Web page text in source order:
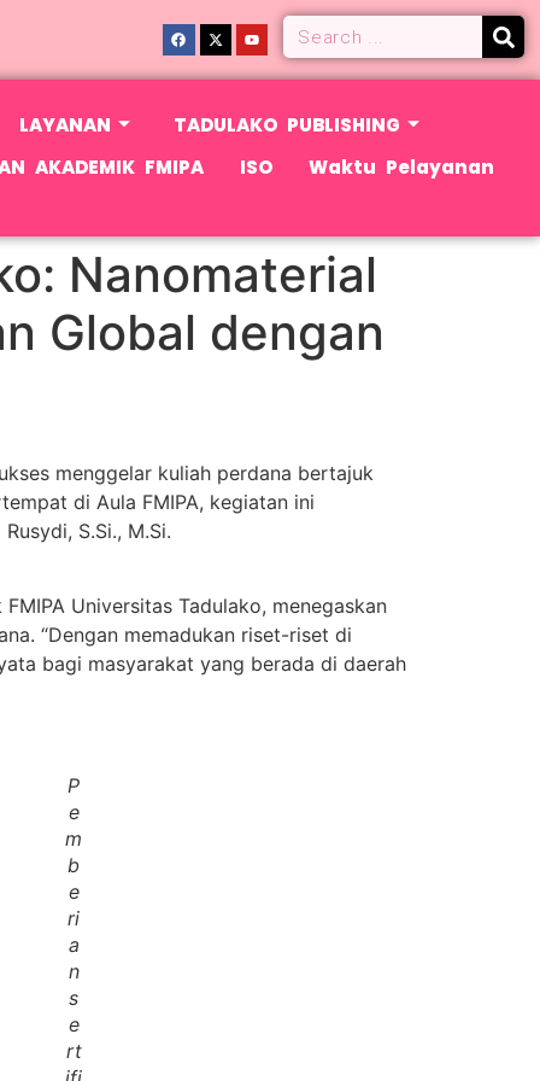
LAYANAN
TADULAKO PUBLISHING
AKADEMIK FMIPA ISO Waktu Pelayanan
Nanomaterial
Global dengan
menggelar kuliah perdana bertajuk
di Aula FMIPA, kegiatan ini
S.Si., M.Si.
Universitas Tadulako, menegaskan
“Dengan memadukan riset-riset di
bagi masyarakat yang berada di daerah
P
e
m
b
e
ri
a
n
s
e
rt